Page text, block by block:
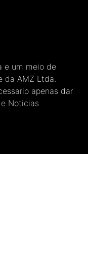
e um meio de
da AMZ Ltda.
apenas dar
Noticias